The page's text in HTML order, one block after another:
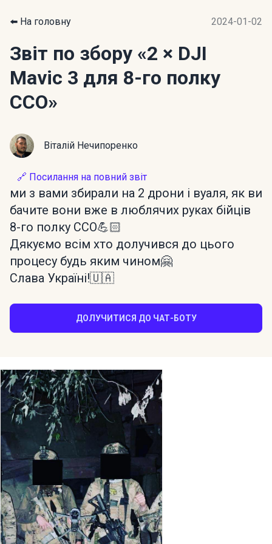
⬅️ На головну 2024-01-02
Звіт по збору «2 × DJI
Mavic 3 для 8-го полку
ССО»
Віталій Нечипоренко
🔗 Посилання на повний звіт
ми з вами збирали на 2 дрони і вуаля, як ви
бачите вони вже в люблячих руках бійців
8-го полку ССО💪🏻
Дякуємо всім хто долучився до цього
процесу будь яким чином🤗
Слава Україні!🇺🇦
ДОЛУЧИТИСЯ ДО ЧАТ-БОТУ